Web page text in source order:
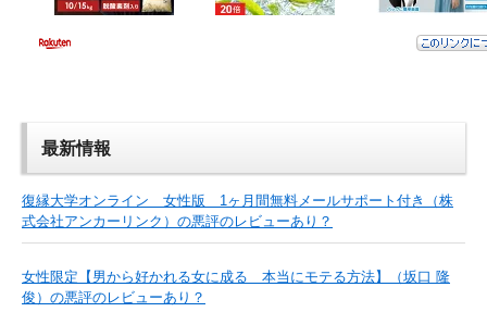
最新情報
復縁大学オンライン 女性版 1ヶ月間無料メールサポート付き（株
式会社アンカーリンク）の悪評のレビューあり？
女性限定【男から好かれる女に成る 本当にモテる方法】（坂口 隆
俊）の悪評のレビューあり？